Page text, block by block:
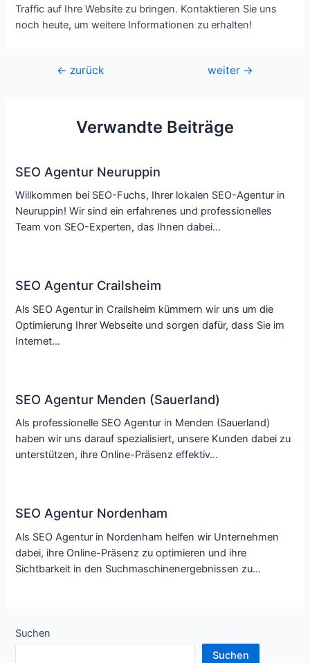
Traffic auf Ihre Website zu bringen. Kontaktieren Sie uns
noch heute, um weitere Informationen zu erhalten!
Beitragsnavigation
← zurück weiter →
Verwandte Beiträge
SEO Agentur Neuruppin
Willkommen bei SEO-Fuchs, Ihrer lokalen SEO-Agentur in
Neuruppin! Wir sind ein erfahrenes und professionelles
Team von SEO-Experten, das Ihnen dabei…
SEO Agentur Crailsheim
Als SEO Agentur in Crailsheim kümmern wir uns um die
Optimierung Ihrer Webseite und sorgen dafür, dass Sie im
Internet…
SEO Agentur Menden (Sauerland)
Als professionelle SEO Agentur in Menden (Sauerland)
haben wir uns darauf spezialisiert, unsere Kunden dabei zu
unterstützen, ihre Online-Präsenz effektiv…
SEO Agentur Nordenham
Als SEO Agentur in Nordenham helfen wir Unternehmen
dabei, ihre Online-Präsenz zu optimieren und ihre
Sichtbarkeit in den Suchmaschinenergebnissen zu…
Suchen
Suchen